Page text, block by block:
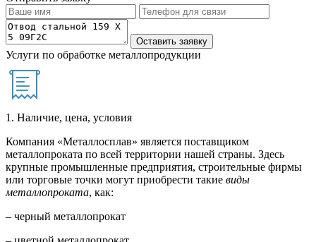
Услуги по обработке металлопродукции
1. Наличие, цена, условия
Компания «Металлосплав» является поставщиком
металлопроката по всей территории нашей страны. Здесь
крупные промышленные предприятия, строительные фирмы
или торговые точки могут приобрести такие виды
металлопроката, как:
– черный металлопрокат